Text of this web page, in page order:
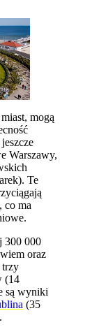
mogą
Warszawy,
Te
co ma
300 000
oraz
trzy
(14
są wyniki
(35